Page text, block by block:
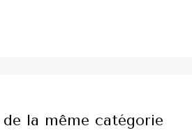
la même catégorie